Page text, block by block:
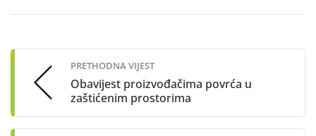
navigation
PRETHODNA VIJEST
Obavijest proizvođačima povrća u
zaštićenim prostorima